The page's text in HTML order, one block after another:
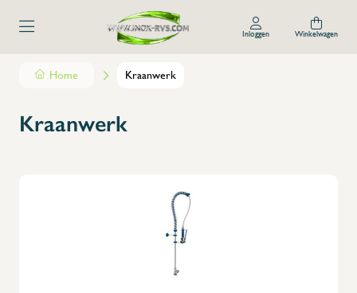
Inloggen Winkelwagen
Home Kraanwerk
Kraanwerk